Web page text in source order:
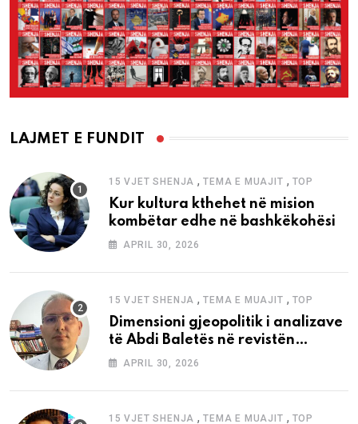
LAJMET E FUNDIT
15 VJET SHENJA ,TEMA E MUAJIT , TOP
Kur kultura kthehet në mision
kombëtar edhe në bashkëkohësi
APRIL 30, 2026
15 VJET SHENJA ,TEMA E MUAJIT , TOP
Dimensioni gjeopolitik i analizave
të Abdi Baletës në revistën
“Shenja”
APRIL 30, 2026
15 VJET SHENJA ,TEMA E MUAJIT , TOP